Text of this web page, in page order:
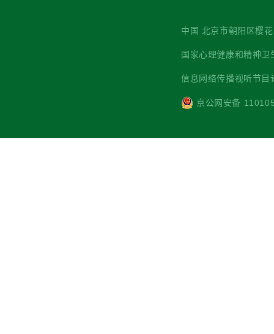
中国 北京市朝阳区
国家心理健康和精神
信息网络传播视听节
京公网安备